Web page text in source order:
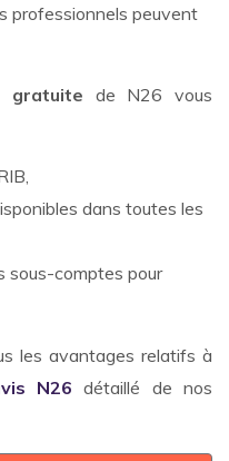
professionnels peuvent
gratuite de N26 vous
dans toutes les
sous-comptes pour
les avantages relatifs à
N26 détaillé de nos